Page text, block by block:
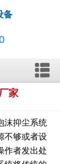
备
家
沫抑尘系统
不够或者设
作者发出处